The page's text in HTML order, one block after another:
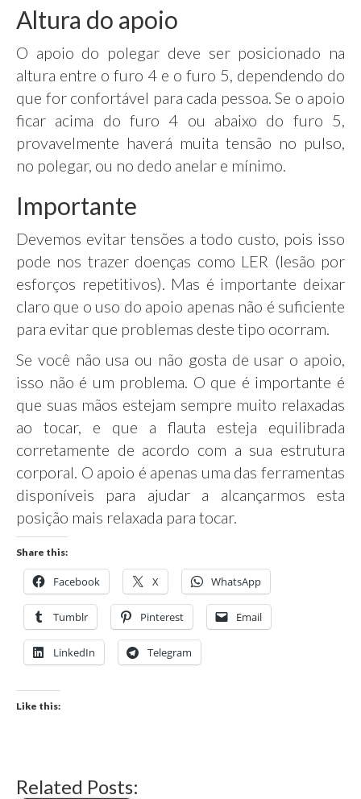
Altura do apoio
O apoio do polegar deve ser posicionado na
altura entre o furo 4 e o furo 5, dependendo do
que for confortável para cada pessoa. Se o apoio
ficar acima do furo 4 ou abaixo do furo 5,
provavelmente haverá muita tensão no pulso,
no polegar, ou no dedo anelar e mínimo.
Importante
Devemos evitar tensões a todo custo, pois isso
pode nos trazer doenças como LER (lesão por
esforços repetitivos). Mas é importante deixar
claro que o uso do apoio apenas não é suficiente
para evitar que problemas deste tipo ocorram.
Se você não usa ou não gosta de usar o apoio,
isso não é um problema. O que é importante é
que suas mãos estejam sempre muito relaxadas
ao tocar, e que a flauta esteja equilibrada
corretamente de acordo com a sua estrutura
corporal. O apoio é apenas uma das ferramentas
disponíveis para ajudar a alcançarmos esta
posição mais relaxada para tocar.
Share this:
Facebook X WhatsApp
Tumblr Pinterest Email
LinkedIn Telegram
Like this:
Related Posts: